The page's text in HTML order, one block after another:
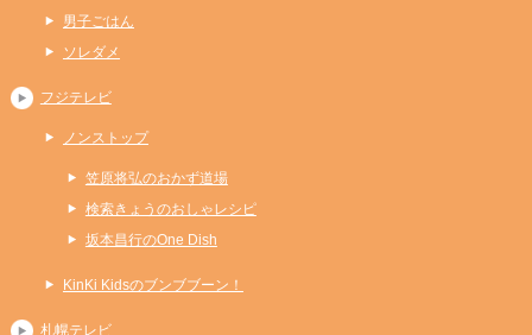
男子ごはん
ソレダメ
フジテレビ
ノンストップ
笠原将弘のおかず道場
検索きょうのおしゃレシピ
坂本昌行のOne Dish
KinKi Kidsのブンブブーン！
札幌テレビ